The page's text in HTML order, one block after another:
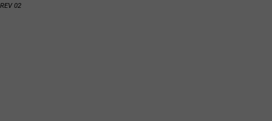
REV 02